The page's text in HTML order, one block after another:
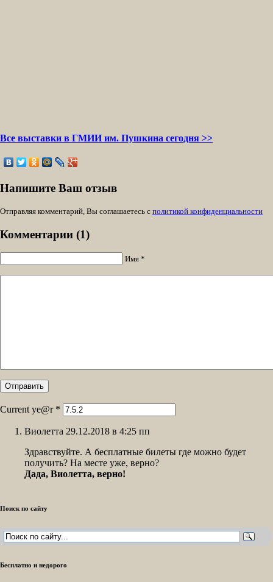
Все выставки в ГМИИ им. Пушкина сегодня >>
Напишите Ваш отзыв
Отправляя комментарий, Вы соглашаетесь с политикой конфиденциальности
Комментарии (1)
Имя *
Current ye@r *
Виолетта 29.12.2018 в 4:25 пп
Здравствуйте. А бесплатные билеты где можно будет
получить? На месте уже, верно?
Дада, Виолетта, верно!
Поиск по сайту
Бесплатно и недорого